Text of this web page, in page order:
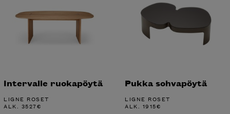
Intervalle ruokapöytä
LIGNE ROSET
ALK. 3527€
Pukka sohvapöytä
LIGNE ROSET
ALK. 1915€